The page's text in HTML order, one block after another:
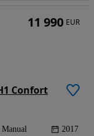
Confort
Manual 2017
11 990 EUR